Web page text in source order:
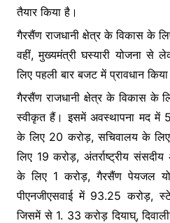
तैयार किया है।
गैरसैंण राजधानी क्षेत्र के विकास के
वहीं, मुख्यमंत्री घस्यारी योजना से
लिए पहली बार बजट में प्रावधान
गैरसैंण राजधानी क्षेत्र के विकास के
स्वीकृत हैं। इसमें अवस्थापना मद में
के लिए 20 करोड़, सचिवालय के
लिए 19 करोड़, अंतर्राष्ट्रीय
के लिए 1 करोड़, गैरसैंण पेयजल
पीएनजीएसवाई में 93.25 करोड़,
जिसमें से 1. 33 करोड़ दियाघ्,